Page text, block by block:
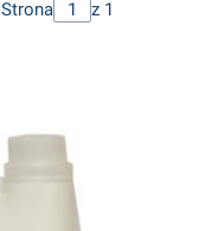
Strona z 1